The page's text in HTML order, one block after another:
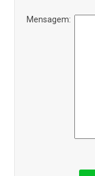
Mensagem: